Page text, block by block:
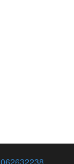
062632238.